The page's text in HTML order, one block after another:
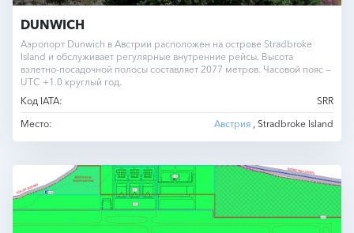
DUNWICH
Аэропорт Dunwich в Австрии расположен на острове Stradbroke
Island и обслуживает регулярные внутренние рейсы. Высота
взлетно-посадочной полосы составляет 2077 метров. Часовой пояс —
UTC +1.0 круглый год.
Код IATA:
SRR
Место:
Австрия , Stradbroke Island